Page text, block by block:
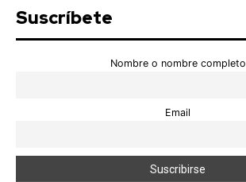
Suscríbete
Nombre o nombre completo
Email